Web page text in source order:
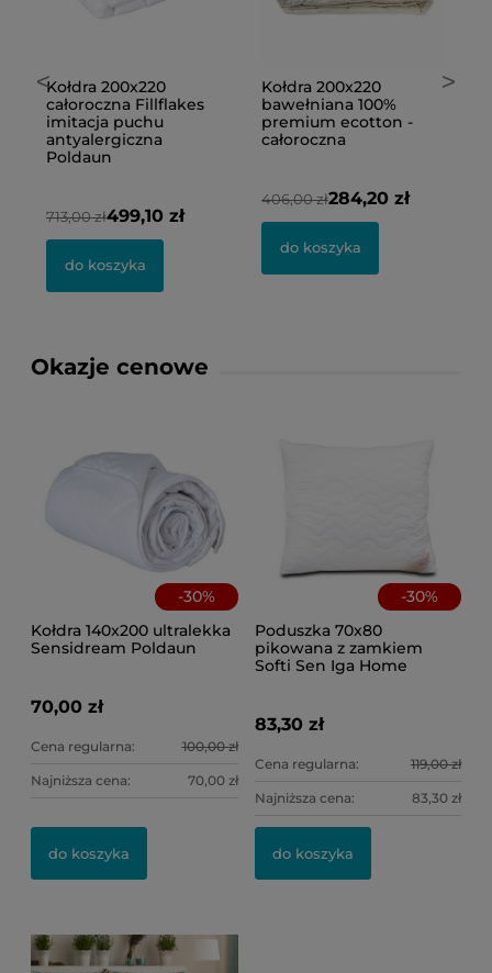
<Kołdra 200x220
bawełniana 90°C
zimowa Cotton Sen Iga
Home
Kołdra 200x220 4 Pory
Roku Bamboo
bambusowa
antyalergiczna
>
Okazje cenowe
-30%
Kołdra 140x200 ultralekka
Sensidream Poldaun
70,00 zł
Cena regularna: 100,00 zł
Najniższa cena: 70,00 zł
do koszyka
-30%
Poduszka 70x80
pikowana z zamkiem
Softi Sen Iga Home
83,30 zł
Cena regularna: 119,00 zł
Najniższa cena: 83,30 zł
do koszyka